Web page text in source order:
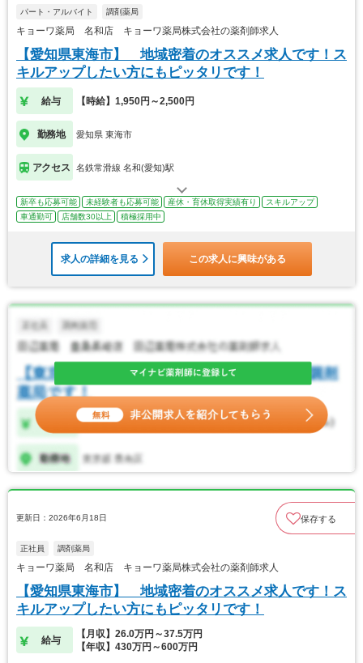
パート・アルバイト 調剤薬局
キョーワ薬局 名和店 キョーワ薬局株式会社の薬剤師求人
【愛知県東海市】 地域密着のオススメ求人です！ス
キルアップしたい方にもピッタリです！
給与 【時給】1,950円～2,500円
勤務地 愛知県 東海市
アクセス 名鉄常滑線 名和(愛知)駅
新卒も応募可能 未経験者も応募可能 産休・育休取得実績有り
スキルアップ
車通勤可
店舗数30以上 積極採用中
求人の詳細を見る この求人に興味がある
更新日：2026年6月18日 保存する
正社員 調剤薬局
キョーワ薬局 名和店 キョーワ薬局株式会社の薬剤師求人
【愛知県東海市】 地域密着のオススメ求人です！ス
キルアップしたい方にもピッタリです！
給与
【月収】26.0万円～37.5万円
【年収】430万円～600万円